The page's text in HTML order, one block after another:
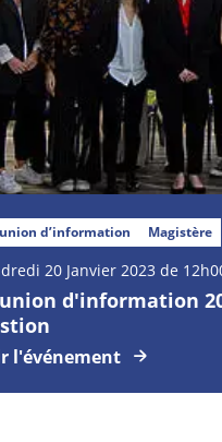
d’information Magistère
20 Janvier 2023 de
d'information
l'événement